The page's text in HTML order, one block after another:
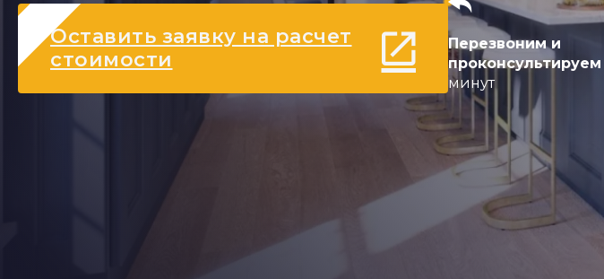
Оставить заявку на расчет
стоимости
Перезвоним и
проконсультируем
минут